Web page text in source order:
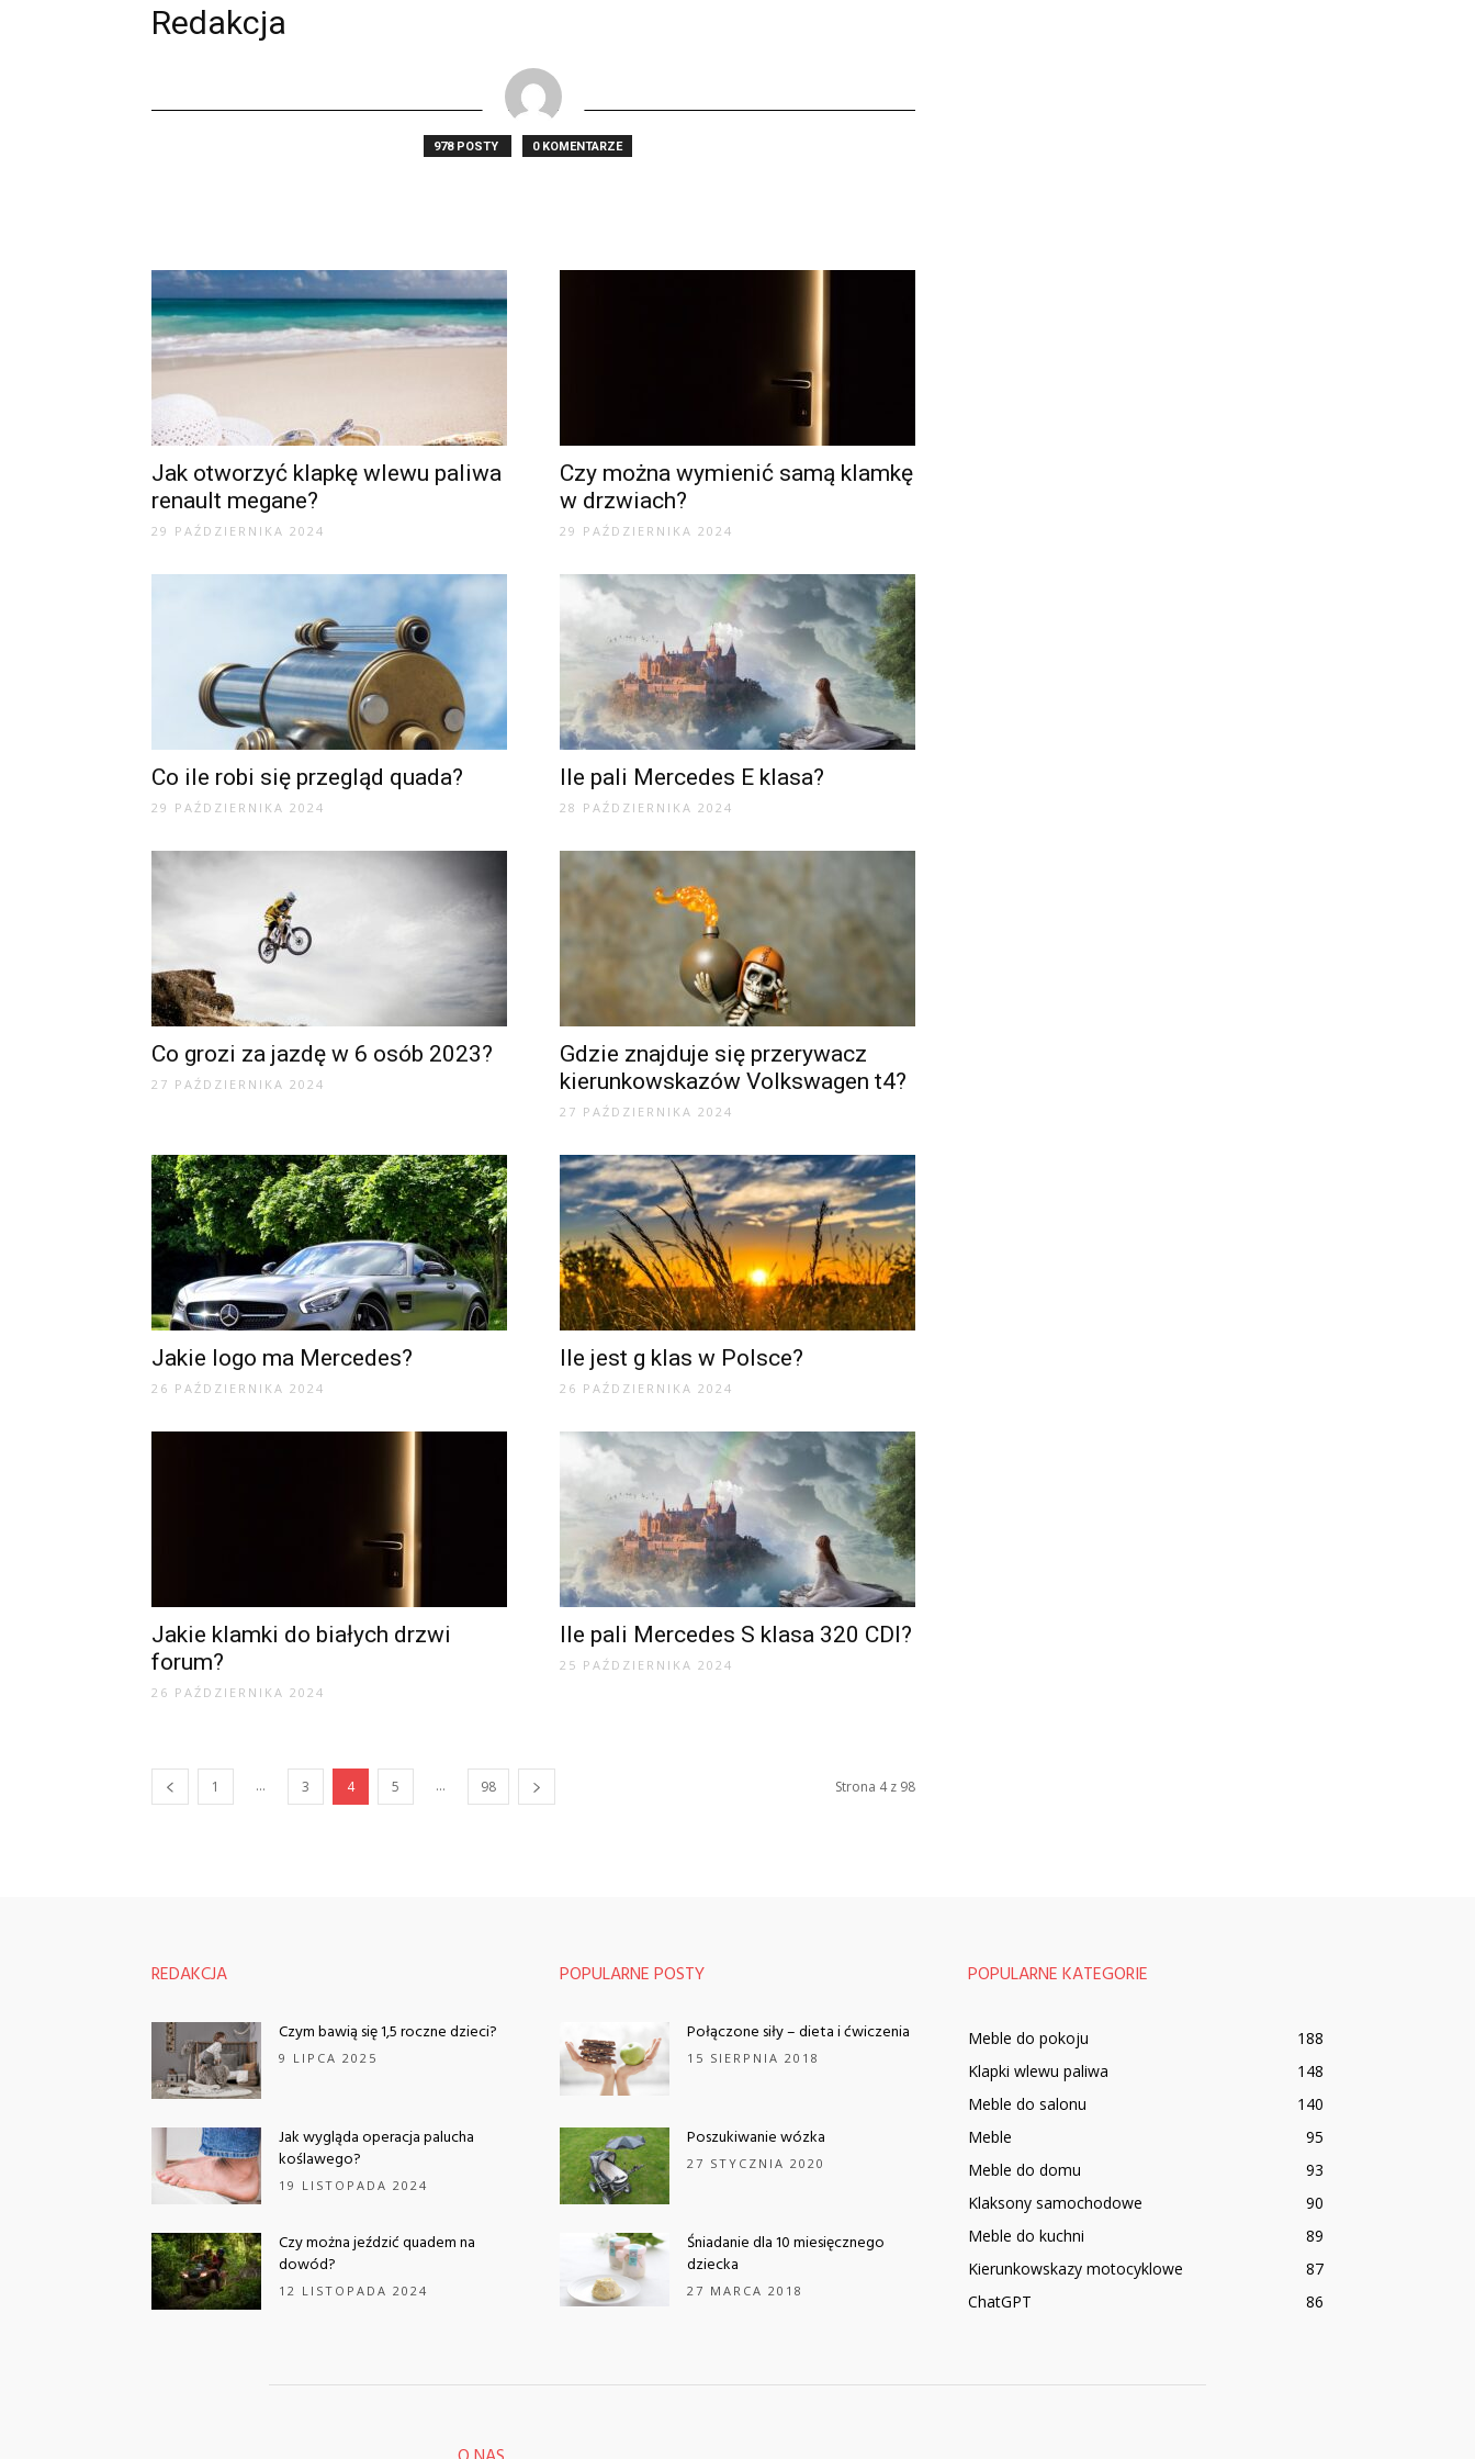
Redakcja
978 POSTY 0 KOMENTARZE
Jak otworzyć klapkę wlewu paliwa
renault megane?
29 PAŹDZIERNIKA 2024
Czy można wymienić samą klamkę
w drzwiach?
29 PAŹDZIERNIKA 2024
Co ile robi się przegląd quada?
29 PAŹDZIERNIKA 2024
Ile pali Mercedes E klasa?
28 PAŹDZIERNIKA 2024
Co grozi za jazdę w 6 osób 2023?
27 PAŹDZIERNIKA 2024
Gdzie znajduje się przerywacz
kierunkowskazów Volkswagen t4?
27 PAŹDZIERNIKA 2024
Jakie logo ma Mercedes?
26 PAŹDZIERNIKA 2024
Ile jest g klas w Polsce?
26 PAŹDZIERNIKA 2024
Jakie klamki do białych drzwi
forum?
26 PAŹDZIERNIKA 2024
Ile pali Mercedes S klasa 320 CDI?
25 PAŹDZIERNIKA 2024
1 ... 3 4 5 ... 98 Strona 4 z 98
REDAKCJA
Czym bawią się 1,5 roczne dzieci?
9 LIPCA 2025
Jak wygląda operacja palucha
koślawego?
19 LISTOPADA 2024
Czy można jeździć quadem na
dowód?
12 LISTOPADA 2024
POPULARNE POSTY
Połączone siły – dieta i ćwiczenia
15 SIERPNIA 2018
Poszukiwanie wózka
27 STYCZNIA 2020
Śniadanie dla 10 miesięcznego
dziecka
27 MARCA 2018
POPULARNE KATEGORIE
Meble do pokoju
188
Klapki wlewu paliwa
148
Meble do salonu
140
Meble
95
Meble do domu
93
Klaksony samochodowe
90
Meble do kuchni
89
Kierunkowskazy motocyklowe
87
ChatGPT
86